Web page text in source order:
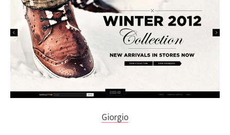
Giorgio